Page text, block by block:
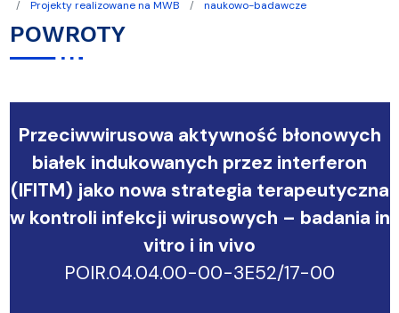
Projekty realizowane na MWB
naukowo-badawcze
POWROTY
Przeciwwirusowa aktywność błonowych
białek indukowanych przez interferon
(IFITM) jako nowa strategia terapeutyczna
w kontroli infekcji wirusowych – badania in
vitro i in vivo
POIR.04.04.00-00-3E52/17-00